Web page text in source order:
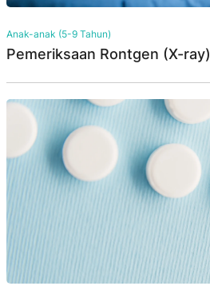
Anak-anak (5-9 Tahun)
Pemeriksaan Rontgen (X-ray)